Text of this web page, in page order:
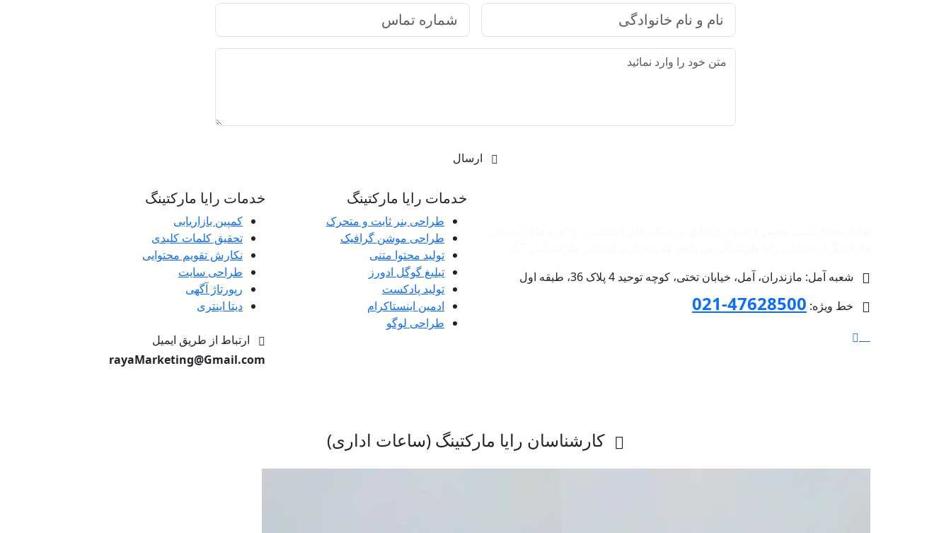
شعبه آمل: مازندران، آمل، خیابان تختی، کوچه توحید 4 پلاک 36، طبقه اول
خط ویژه: 47628500-021
خدمات رایا مارکتینگ
طراحی بنر ثابت و متحرک
طراحی موشن گرافیک
تولید محتوا متنی
تبلیغ گوگل ادورز
تولید پادکست
ادمین اینستاکرام
طراحی لوگو
خدمات رایا مارکتینگ
کمپین بازاریابی
تحقیق کلمات کلیدی
نکارش تقویم محتوایی
طراحی سایت
رپورتاژ آگهی
دیتا اینتری
ارتباط از طریق ایمیل
rayaMarketing@Gmail.com
کارشناسان رایا مارکتینگ (ساعات اداری)